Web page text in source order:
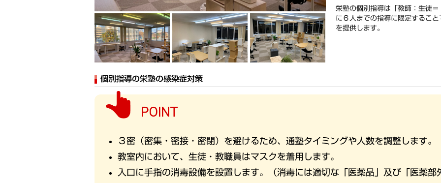
栄塾の個別指導は「教師：生徒
に６人までの指導に限定するこ
を提供します。
個別指導の栄塾の感染症対策
POINT
３密（密集・密接・密閉）を避けるため、通塾タイミングや人数を調整します。
教室内において、生徒・教職員はマスクを着用します。
入口に手指の消毒設備を設置します。（消毒には適切な「医薬品」及び「医薬部